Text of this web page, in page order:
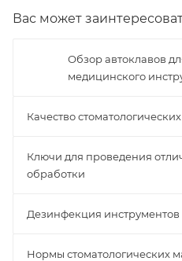
Вас может
Обзор автоклавов
медицинского
Качество
Ключи для проведения
обработки
Дезинфекция инструментов
Нормы стоматологических